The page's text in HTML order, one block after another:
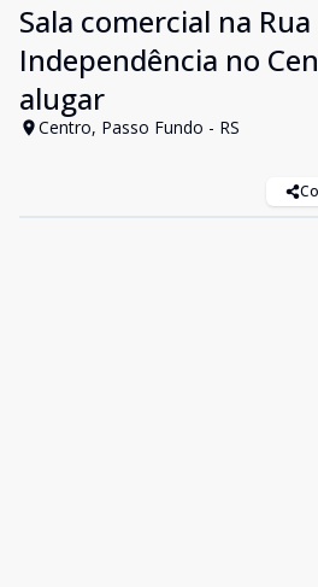
Sala comercial na Rua
Independência no
alugar
Centro, Passo Fundo - RS